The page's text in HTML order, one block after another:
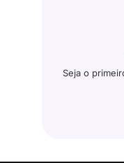
Seja o